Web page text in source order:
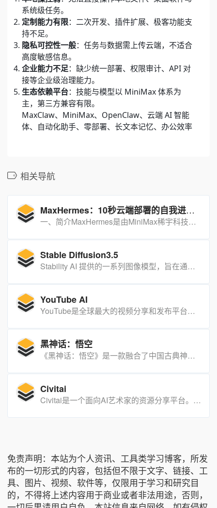
系统级任务。
定制能力有限：二次开发、插件扩展、极客功能支
持不足。
隐私可控性一般：任务与数据需上传云端，不适合
高度敏感信息。
企业能力不足：缺少统一部署、权限审计、API 对
接等企业级治理能力。
生态依赖平台：技能与模型以 MiniMax 体系为
主，第三方兼容有限。
MaxClaw、MiniMax、OpenClaw、云端 AI 智能
体、自动化助手、零部署、长文本记忆、办公效率
相关导航
MaxHermes：10秒云端部署的自我进化AI助手
一、简介MaxHermes是由MiniMax稀宇科技于2026年4月16日正式发布的全球首个云端沙箱AI助手[…]
Stable Diffusion3.5
Stability AI 提供的一系列图像模型，旨在通过先进的人工智能技术，为用户提供高质量的图像生成和处理服务。
YouTube AI
YouTube是全球最大的视频分享和发布平台。用户可以上传、观看、分享和评论视频。YouTube提供官方频道和创作者频道,内容涵盖娱乐、音乐、新闻、教育、科技等各个领域。
黑神话：悟空
《黑神话：悟空》是一款融合了中国古典神话与现代游戏技术的高品质单机游戏，以独特的视角和深度的剧情探索西游记的未知领域。
Civitai
Civitai是一个面向AI艺术家的资源分享平台。【需要科学上网】
免责声明：本站为个人资讯、工具类学习博客，所发
布的一切形式的内容，包括但不限于文字、链接、工
具、图片、视频、软件等，仅限用于学习和研究目
的，不得将上述内容用于商业或者非法用途，否则，